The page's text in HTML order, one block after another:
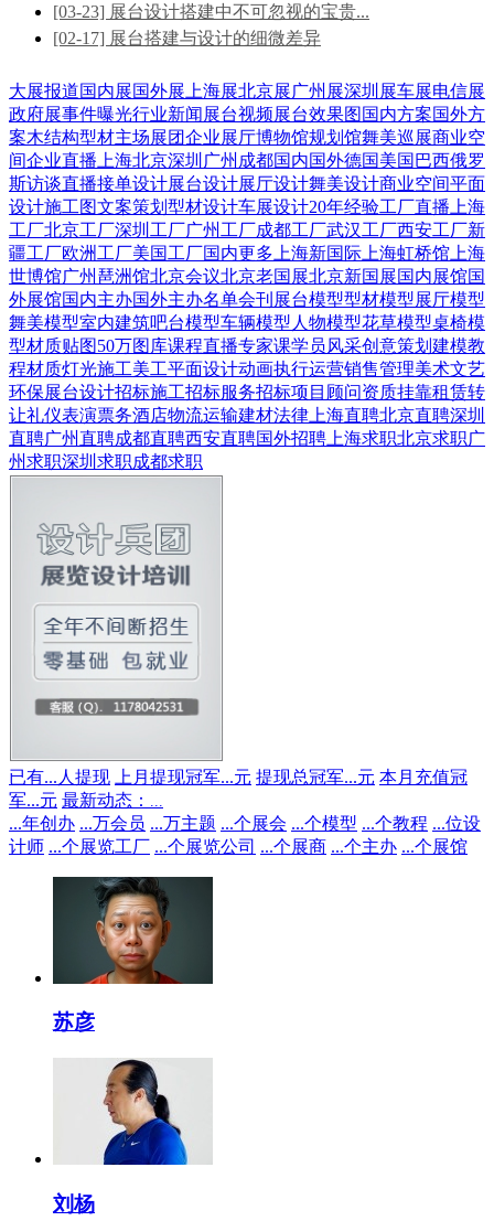
[03-23] 展台设计搭建中不可忽视的宝贵...
[02-17] 展台搭建与设计的细微差异
大展报道国内展国外展 上海展北京展广州展深圳展车展电信展
政府展事件曝光行业新闻 展台视频展台效果图 国内方案国外方
案木结构型材主场展团企业展厅博物馆规划馆舞美巡展商业空
间企业直播 上海北京深圳 广州 成都国内国外德国美国 巴西俄罗
斯访谈直播接单设计展台设计展厅设计舞美设计商业空间平面
设计施工图文案策划 型材设计车展设计20年经验工厂直播 上海
工厂北京工厂深圳工厂广州工厂成都工厂武汉工厂西安工厂新
疆工厂欧洲工厂美国工厂国内更多 上海新国际 上海虹桥馆 上海
世博馆广州琶洲馆北京会议北京老国展北京新国展国内展馆国
外展馆国内主办国外主办名单会刊 展台模型型材模型展厅模型
舞美模型室内建筑吧台模型车辆模型 人物模型花草模型桌椅模
型材质贴图50万图库课程直播专家课学员风采创意策划 建模教
程材质灯光施工美工平面设计动画执行运营销售管理美术文艺
环保展台设计招标施工招标服务招标项目顾问资质挂靠租赁转
让礼仪表演票务酒店物流运输建材法律 上海直聘北京直聘深圳
直聘广州直聘成都直聘西安直聘国外招聘 上海求职北京求职广
州求职深圳求职成都求职
已有... 人提现 上月提现冠军...元 提现总冠军...元 本月充值冠
军...元 最新动态：
...年创办 ...万会员 ...万主题 ...个展会 ...个模型 ...个教程 ...位设
计师 ...个展览工厂 ...个展览公司 ...个展商 ...个主办 ...个展馆
苏彦
刘杨